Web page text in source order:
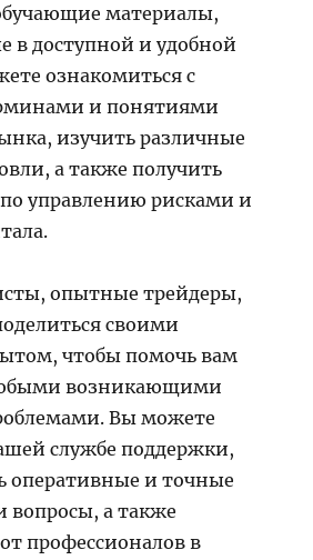
материалы,
в доступной и удобной
ознакомиться с
и понятиями
изучить различные
а также получить
управлению рисками и
опытные трейдеры,
своими
чтобы помочь вам
возникающими
Вы можете
службе поддержки,
оперативные и точные
вопросы, а также
профессионалов в